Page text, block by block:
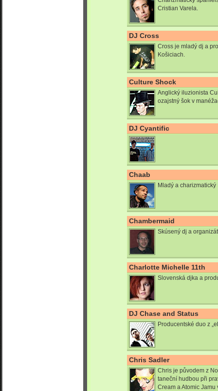
Cristian Varela.
DJ Cross
Cross je mladý dj a
Košiciach.
Culture Shock
Anglický iluzionista
ozajstný šok v
DJ Cyantific
Chaab
Mladý a
Chambermaid
Skúsený dj a
Charlotte Michelle 11th
Slovenská djka a
DJ Chase and Status
Producentské duo z
Chris Sadler
Chris je původem z
taneční hudbou při
Cream a Atomic